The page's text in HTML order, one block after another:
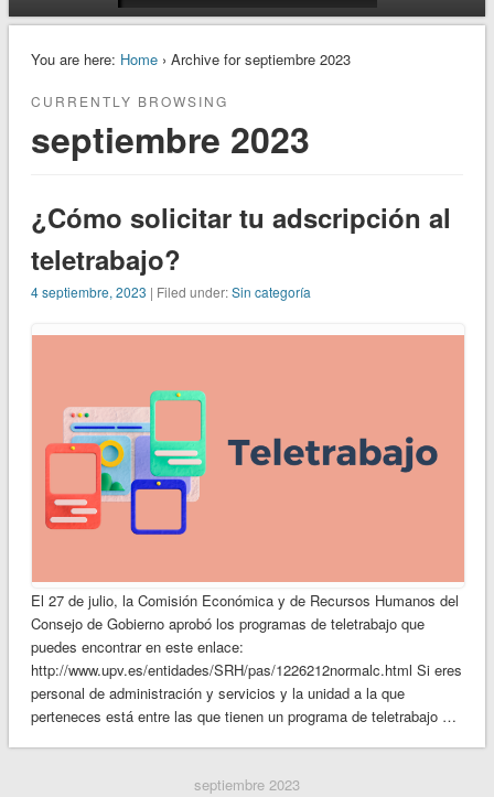
You are here: Home› Archive for septiembre 2023
CURRENTLY BROWSING
septiembre 2023
¿Cómo solicitar tu adscripción al
teletrabajo?
4 septiembre, 2023 | Filed under:Sin categoría
El 27 de julio, la Comisión Económica y de Recursos Humanos del
Consejo de Gobierno aprobó los programas de teletrabajo que
puedes encontrar en este enlace:
http://www.upv.es/entidades/SRH/pas/1226212normalc.html Si eres
personal de administración y servicios y la unidad a la que
perteneces está entre las que tienen un programa de teletrabajo …
septiembre 2023